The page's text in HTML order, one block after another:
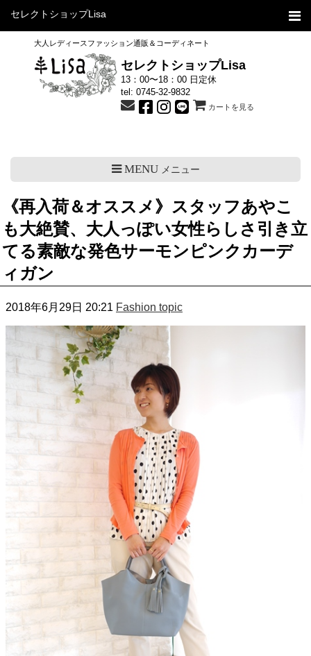
セレクトショップLisa
大人レディースファッション通販＆コーディネート
セレクトショップLisa
13：00〜18：00 日定休
tel: 0745-32-9832
カートを見る
MENUメニュー
《再入荷＆オススメ》スタッフあやこ
も大絶賛、大人っぽい女性らしさ引き立
てる素敵な発色サーモンピンクカーデ
ィガン
2018年6月29日 20:21 Fashion topic